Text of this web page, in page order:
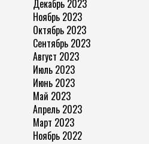
Декабрь 2023
Ноябрь 2023
Октябрь 2023
Сентябрь 2023
Август 2023
Июль 2023
Июнь 2023
Май 2023
Апрель 2023
Март 2023
Ноябрь 2022